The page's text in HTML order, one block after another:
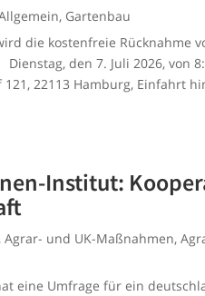
, Gartenbau
die kostenfreie Rücknahme
den 7. Juli 2026, von
22113 Hamburg, Einfahrt
Institut:
,Agrar- und UK-Maßnahmen,
eine Umfrage für ein